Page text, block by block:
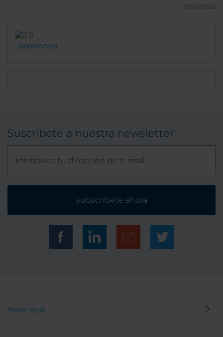
27/03/2026
opiniones
Suscríbete a nuestra newsletter
subscríbete ahora
Aviso legal